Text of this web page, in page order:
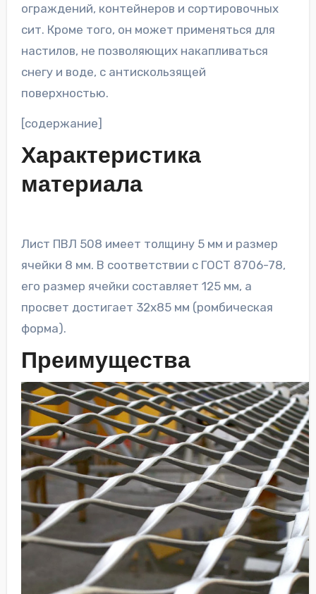
ограждений, контейнеров и сортировочных
сит. Кроме того, он может применяться для
настилов, не позволяющих накапливаться
снегу и воде, с антискользящей
поверхностью.
[содержание]
Характеристика
материала
Лист ПВЛ 508 имеет толщину 5 мм и размер
ячейки 8 мм. В соответствии с ГОСТ 8706-78,
его размер ячейки составляет 125 мм, а
просвет достигает 32х85 мм (ромбическая
форма).
Преимущества